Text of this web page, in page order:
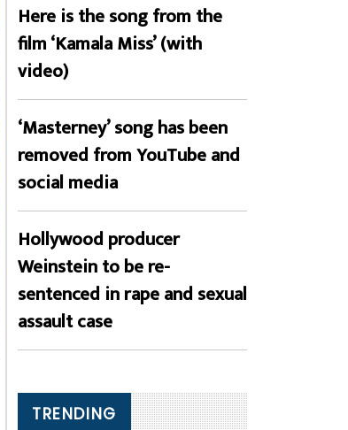
Here is the song from the
film ‘Kamala Miss’ (with
video)
‘Masterney’ song has been
removed from YouTube and
social media
Hollywood producer
Weinstein to be re-
sentenced in rape and sexual
assault case
TRENDING